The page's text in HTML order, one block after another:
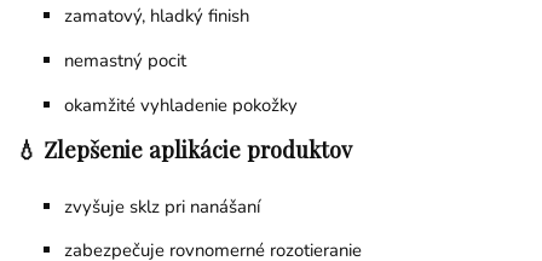
zamatový, hladký finish
nemastný pocit
okamžité vyhladenie pokožky
💧 Zlepšenie aplikácie produktov
zvyšuje sklz pri nanášaní
zabezpečuje rovnomerné rozotieranie